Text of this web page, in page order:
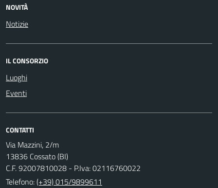
NOVITÀ
Notizie
IL CONSORZIO
Luoghi
Eventi
CONTATTI
Via Mazzini, 2/m
13836 Cossato (BI)
C.F. 92007810028 - P.Iva: 02116760022
Telefono:(+39) 015/9899611